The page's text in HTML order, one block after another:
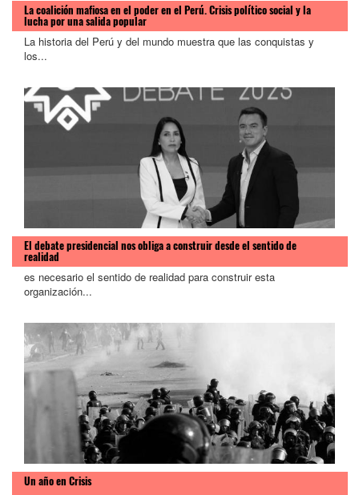
La coalición mafiosa en el poder en el Perú. Crisis político social y la
lucha por una salida popular
La historia del Perú y del mundo muestra que las conquistas y
los...
El debate presidencial nos obliga a construir desde el sentido de
realidad
es necesario el sentido de realidad para construir esta
organización...
Un año en Crisis